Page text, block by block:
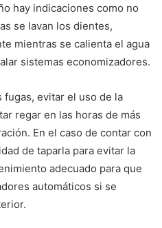
hay indicaciones como no
se lavan los dientes,
mientras se calienta el agua
sistemas economizadores.
evitar el uso de la
regar en las horas de más
En el caso de contar con
de taparla para evitar la
adecuado para que
automáticos si se